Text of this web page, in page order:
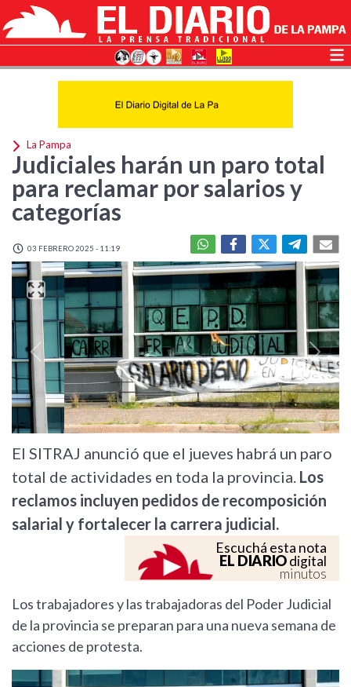
La Pampa
Judiciales harán un paro total
para reclamar por salarios y
categorías
03 FEBRERO 2025 - 11:19
Previous Next
El SITRAJ anunció que el jueves habrá un paro
total de actividades en toda la provincia. Los
reclamos incluyen pedidos de recomposición
salarial y fortalecer la carrera judicial.
Escuchá esta nota
EL DIARIOdigital
minutos
Los trabajadores y las trabajadoras del Poder Judicial
de la provincia se preparan para una nueva semana de
acciones de protesta.